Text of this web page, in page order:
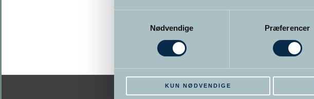
Nødvendige
Præferencer
KUN NØDVENDIGE
varesiden